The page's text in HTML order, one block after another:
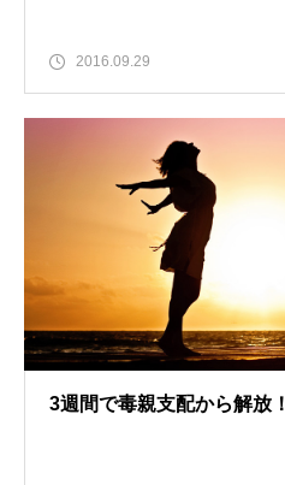
2016.09.29
3週間で毒親支配から解放！